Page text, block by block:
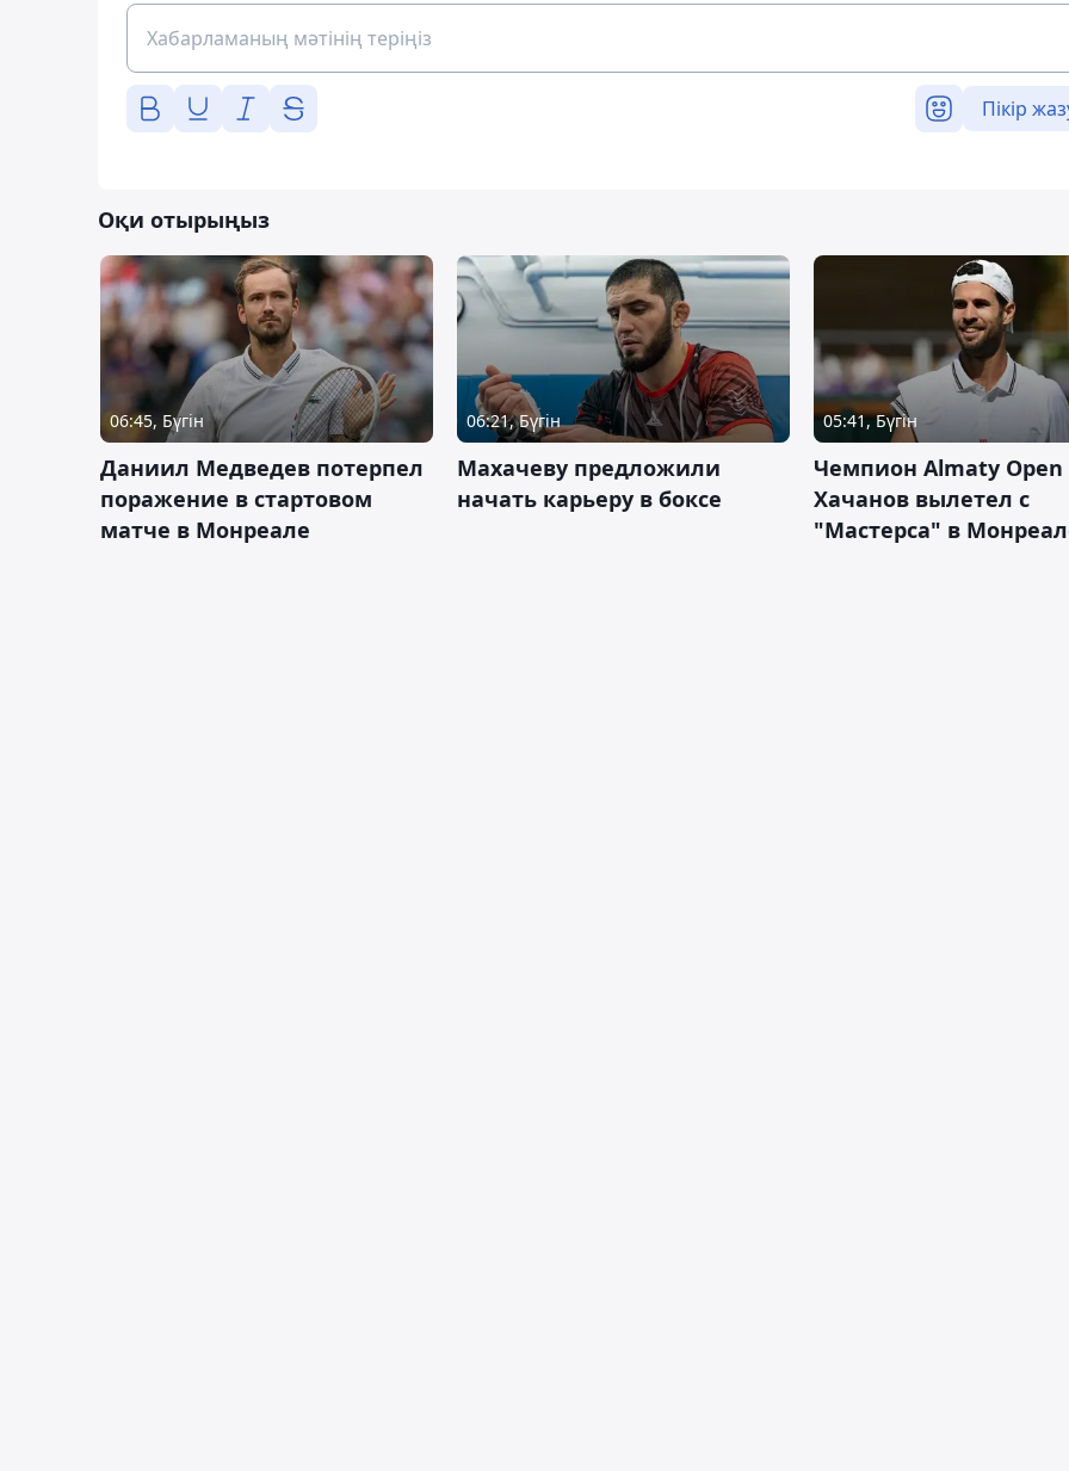
Пікір
Оқи отырыңыз
06:45, Бүгін
Даниил Медведев потерпел
поражение в стартовом
матче в Монреале
06:21, Бүгін
Махачеву предложили
начать карьеру в боксе
05:41, Бүгін
Чемпион Almaty Open
Хачанов вылетел с
"Мастерса" в